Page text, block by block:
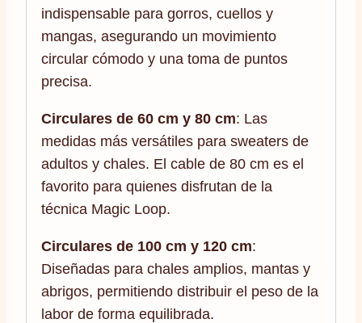
indispensable para gorros, cuellos y
mangas, asegurando un movimiento
circular cómodo y una toma de puntos
precisa.
Circulares de 60 cm y 80 cm: Las
medidas más versátiles para sweaters de
adultos y chales. El cable de 80 cm es el
favorito para quienes disfrutan de la
técnica Magic Loop.
Circulares de 100 cm y 120 cm:
Diseñadas para chales amplios, mantas y
abrigos, permitiendo distribuir el peso de la
labor de forma equilibrada.